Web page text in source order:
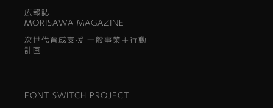
広報誌
MORISAWA MAGAZINE
次世代育成支援 一般事業主行動
計画
FONT SWITCH PROJECT